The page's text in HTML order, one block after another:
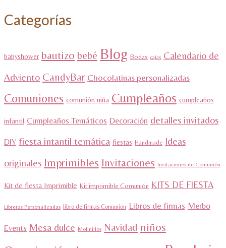
Categorías
babyshower bautizo bebé Blog Bodas cajas Calendario de
Adviento CandyBar Chocolatinas personalizadas
Comuniones comunión niña Cumpleaños cumpleaños
infantil Cumpleaños Temáticos Decoración detalles invitados
DIY fiesta intantil temática fiestas Handmade Ideas
originales Imprimibles Invitaciones Invitaciones de Comunión
Kit de fiesta Imprimible Kit imprimible Comunión KITS DE FIESTA
Libretas Personalizadas libro de firmas Comunion Libros de firmas Merbo
Events Mesa dulce Molinillos Navidad niños